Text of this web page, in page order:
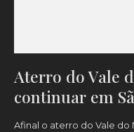
Aterro do Vale
continuar em
Afinal o aterro do Vale